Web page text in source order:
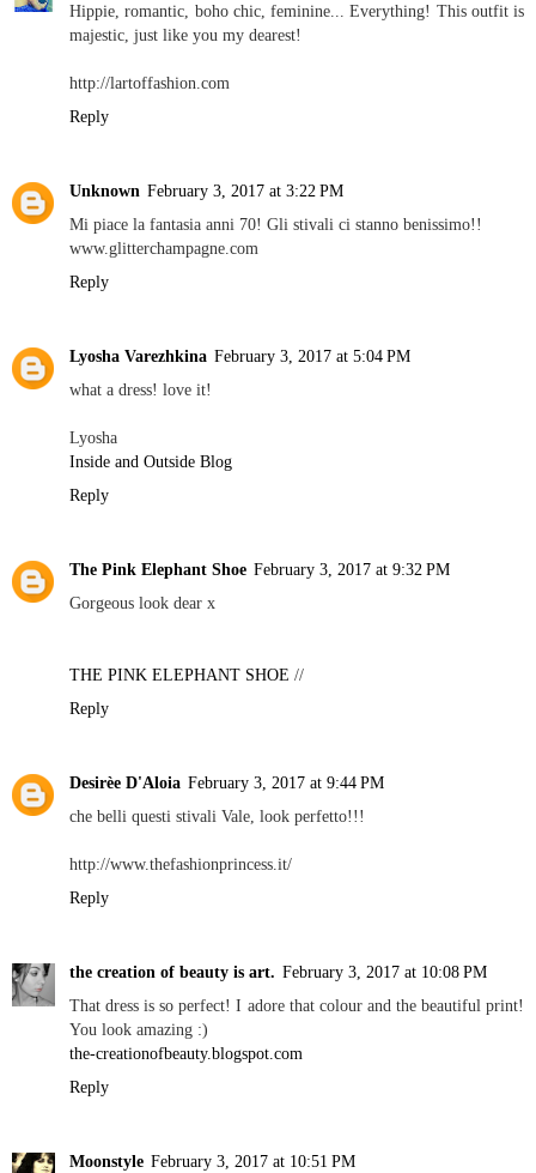
Hippie, romantic, boho chic, feminine... Everything! This outfit is
majestic, just like you my dearest!
http://lartoffashion.com
Reply
Unknown February 3, 2017 at 3:22 PM
Mi piace la fantasia anni 70! Gli stivali ci stanno benissimo!!
www.glitterchampagne.com
Reply
Lyosha Varezhkina February 3, 2017 at 5:04 PM
what a dress! love it!
Lyosha
Inside and Outside Blog
Reply
The Pink Elephant Shoe February 3, 2017 at 9:32 PM
Gorgeous look dear x
THE PINK ELEPHANT SHOE //
Reply
Desirèe D'Aloia February 3, 2017 at 9:44 PM
che belli questi stivali Vale, look perfetto!!!
http://www.thefashionprincess.it/
Reply
the creation of beauty is art. February 3, 2017 at 10:08 PM
That dress is so perfect! I adore that colour and the beautiful print!
You look amazing :)
the-creationofbeauty.blogspot.com
Reply
Moonstyle February 3, 2017 at 10:51 PM